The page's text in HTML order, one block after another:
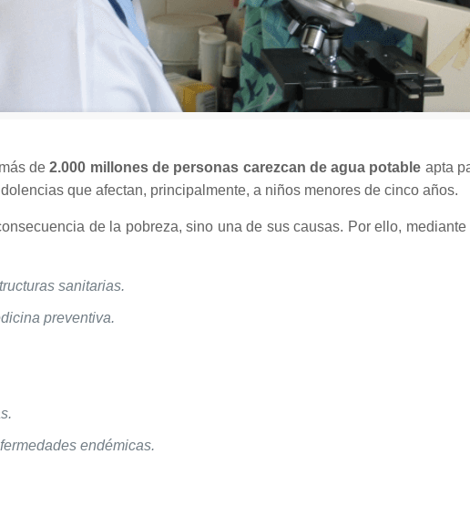
de2.000 millones de personas carezcan de agua potable apta
que afectan, principalmente, a niños menores de cinco años.
de la pobreza, sino una de sus causas. Por ello,
sanitarias.
preventiva.
endémicas.